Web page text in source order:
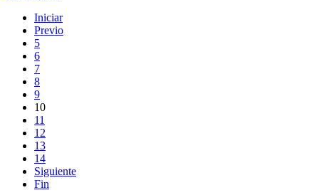
Iniciar
Previo
5
6
7
8
9
10
11
12
13
14
Siguiente
Fin